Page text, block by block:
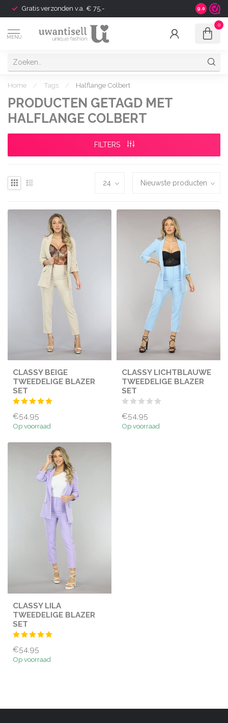
Gratis verzonden v.a. € 75,- Shipping
9.0
MENU
0
Home / Tags / Halflange Colbert
PRODUCTEN GETAGD MET
HALFLANGE COLBERT
FILTERS
CLASSY BEIGE
TWEEDELIGE BLAZER
SET
€54,95
Op voorraad
CLASSY LICHTBLAUWE
TWEEDELIGE BLAZER
SET
€54,95
Op voorraad
CLASSY LILA
TWEEDELIGE BLAZER
SET
€54,95
Op voorraad